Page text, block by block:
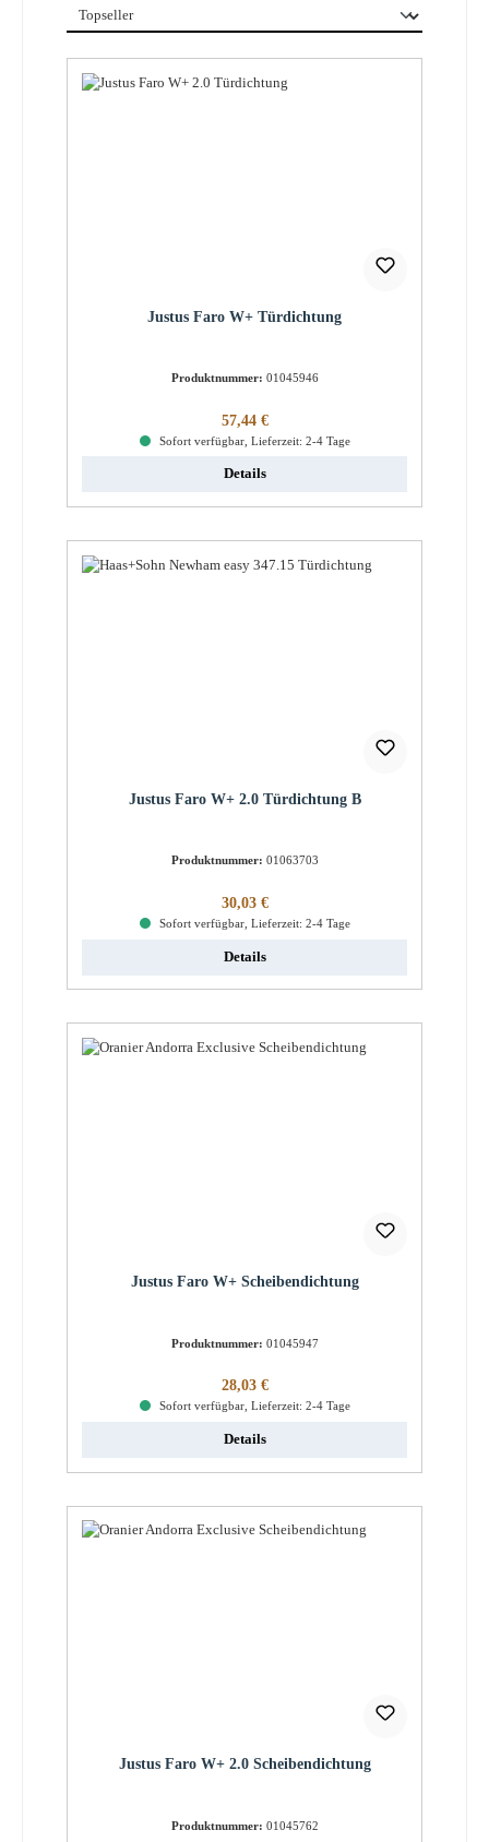
Justus Faro W+ Türdichtung
Produktnummer: 01045946
Regulärer Preis:
57,44 €
Sofort verfügbar, Lieferzeit: 2-4 Tage
Details
Justus Faro W+ 2.0 Türdichtung B
Produktnummer: 01063703
Regulärer Preis:
30,03 €
Sofort verfügbar, Lieferzeit: 2-4 Tage
Details
Justus Faro W+ Scheibendichtung
Produktnummer: 01045947
Regulärer Preis:
28,03 €
Sofort verfügbar, Lieferzeit: 2-4 Tage
Details
Justus Faro W+ 2.0 Scheibendichtung
Produktnummer: 01045762